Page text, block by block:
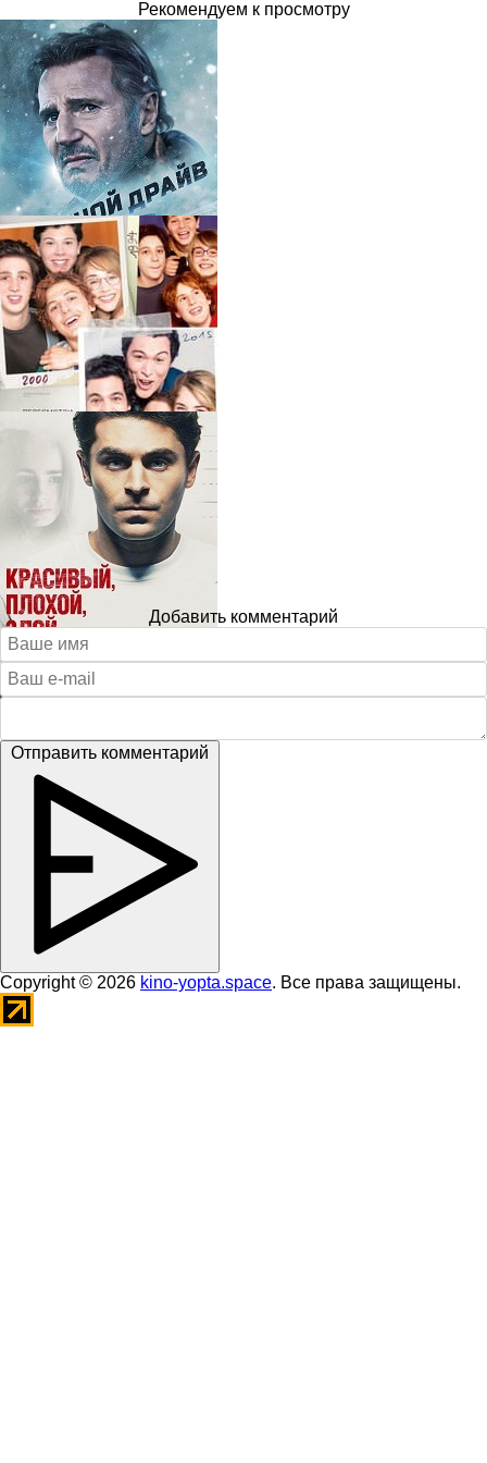
Рекомендуем к просмотру
Добавить комментарий
Отправить комментарий
Copyright © 2026 kino-yopta.space. Все права защищены.